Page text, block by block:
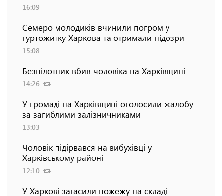
16:09
Семеро молодиків вчинили погром у
гуртожитку Харкова та отримали підозри
15:08
Безпілотник вбив чоловіка на Харківщині
14:26
У громаді на Харківщині оголосили жалобу
за загиблими залізничниками
13:03
Чоловік підірвався на вибухівці у
Харківському районі
12:10
У Харкові загасили пожежу на складі